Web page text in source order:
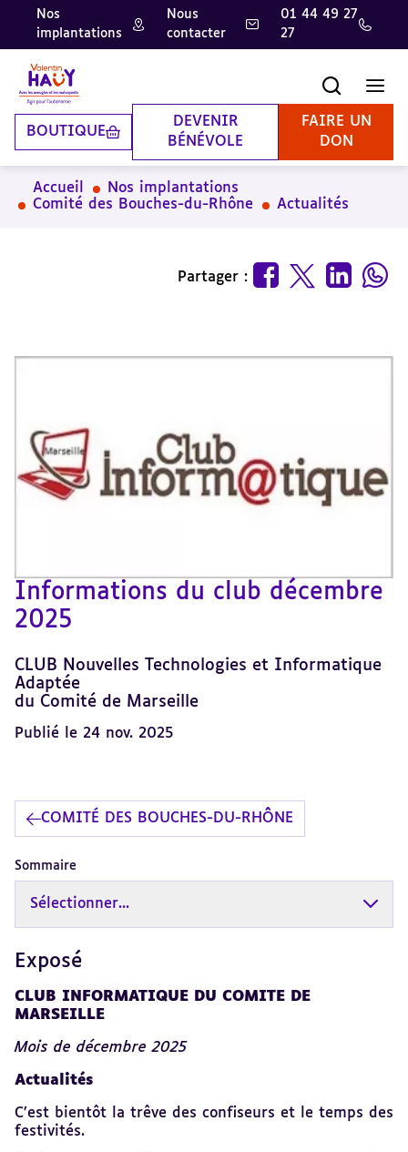
Aller
contenu
principal
Aller
pied
de
page
Aller
la
recherche
Nos
implantations
Nous
contacter
01 44 49 27
27
BOUTIQUE
DEVENIR
BÉNÉVOLE
FAIRE UN
DON
Accueil
Nos implantations
Comité des Bouches-du-Rhône
Actualités
Partager :
Informations du club décembre
2025
CLUB Nouvelles Technologies et Informatique
Adaptée
du Comité de Marseille
Publié le 24 nov. 2025
COMITÉ DES BOUCHES-DU-RHÔNE
Sommaire
Sélectionner...
Exposé
CLUB INFORMATIQUE DU COMITE DE
MARSEILLE
Mois de décembre 2025
Actualités
C’est bientôt la trêve des confiseurs et le temps des
festivités.
Revenir
sommaire